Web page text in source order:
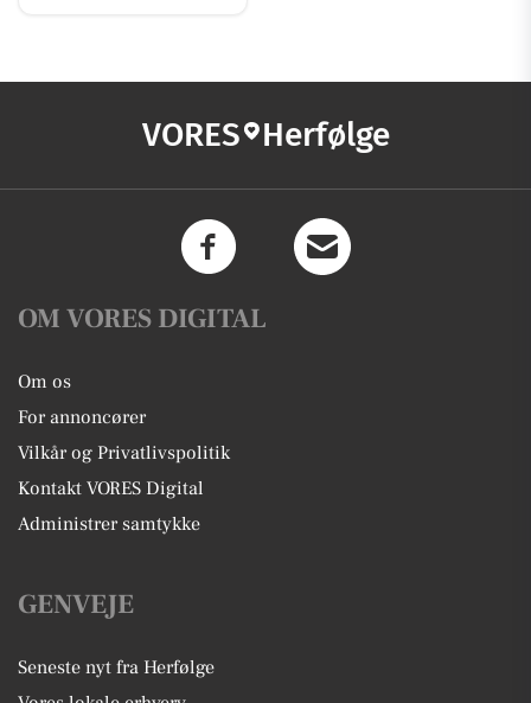
VORES Herfølge
OM VORES DIGITAL
Om os
For annoncører
Vilkår og Privatlivspolitik
Kontakt VORES Digital
Administrer samtykke
GENVEJE
Seneste nyt fra Herfølge